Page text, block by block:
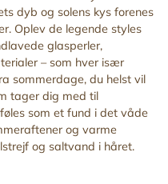
dyb og solens kys forenes
Oplev de legende styles
glasperler,
– som hver især
sommerdage, du helst vil
tager dig med til
som et fund i det våde
og varme
og saltvand i håret.